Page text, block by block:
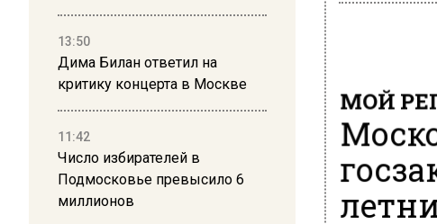
13:50
Дима Билан ответил на
критику концерта в Москве
11:42
Число избирателей в
Подмосковье превысило 6
миллионов
МОЙ